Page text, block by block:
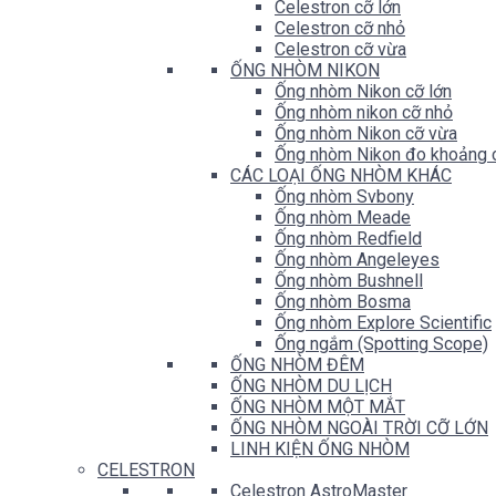
Celestron cỡ lớn
Celestron cỡ nhỏ
Celestron cỡ vừa
ỐNG NHÒM NIKON
Ống nhòm Nikon cỡ lớn
Ống nhòm nikon cỡ nhỏ
Ống nhòm Nikon cỡ vừa
Ống nhòm Nikon đo khoảng
CÁC LOẠI ỐNG NHÒM KHÁC
Ống nhòm Svbony
Ống nhòm Meade
Ống nhòm Redfield
Ống nhòm Angeleyes
Ống nhòm Bushnell
Ống nhòm Bosma
Ống nhòm Explore Scientific
Ống ngắm (Spotting Scope)
ỐNG NHÒM ĐÊM
ỐNG NHÒM DU LỊCH
ỐNG NHÒM MỘT MẮT
ỐNG NHÒM NGOÀI TRỜI CỠ LỚN
LINH KIỆN ỐNG NHÒM
CELESTRON
Celestron AstroMaster